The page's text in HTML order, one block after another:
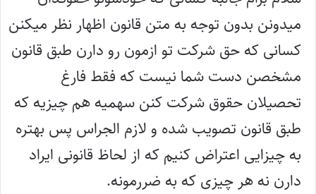
:
میدونن بدون توجه به متن قانون اظهار نظر میکنن
کسانی که حق شرکت تو ازمون رو دارن طبق قانون
مشخصن دست شما نیست که فقط فارغ
تحصیلان حقوق شرکت کنن سهمیه هم چیزیه که
طبق قانون تصویب شده و لازم الجراس پس بهتره
به چیزایی اعتراض کنیم که از لحاظ قانونی ایراد
دارن نه هر چیزی که به ضررمونه.